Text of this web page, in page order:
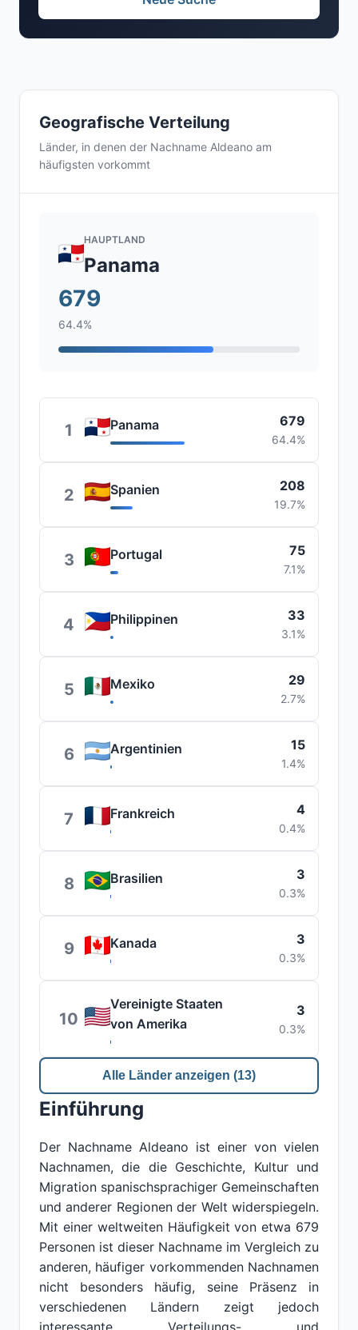
Geografische Verteilung
Länder, in denen der Nachname Aldeano am
häufigsten vorkommt
HAUPTLAND
Panama
679
64.4%
1 Panama 679
64.4%
2 Spanien 208
19.7%
3 Portugal 75
7.1%
4 Philippinen 33
3.1%
5 Mexiko 29
2.7%
6 Argentinien 15
1.4%
7 Frankreich 4
0.4%
8 Brasilien 3
0.3%
9 Kanada 3
0.3%
10
Vereinigte Staaten
von Amerika
3
0.3%
Alle Länder anzeigen (13)
Einführung
Der Nachname Aldeano ist einer von vielen
Nachnamen, die die Geschichte, Kultur und
Migration spanischsprachiger Gemeinschaften
und anderer Regionen der Welt widerspiegeln.
Mit einer weltweiten Häufigkeit von etwa 679
Personen ist dieser Nachname im Vergleich zu
anderen, häufiger vorkommenden Nachnamen
nicht besonders häufig, seine Präsenz in
verschiedenen Ländern zeigt jedoch
interessante Verteilungs- und